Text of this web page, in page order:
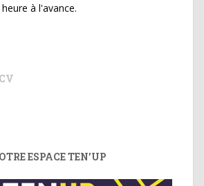
à l'avance.
ESPACE TEN’UP